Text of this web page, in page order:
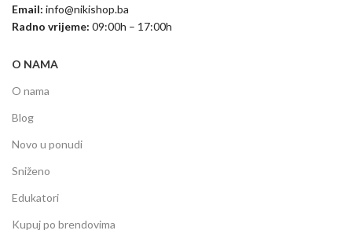
Email: info@nikishop.ba
Radno vrijeme: 09:00h – 17:00h
O NAMA
O nama
Blog
Novo u ponudi
Sniženo
Edukatori
Kupuj po brendovima